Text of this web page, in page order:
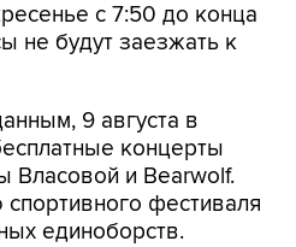
с 7:50 до конца
не будут заезжать к
9 августа в
концерты
Власовой и Bearwolf.
фестиваля
единоборств.